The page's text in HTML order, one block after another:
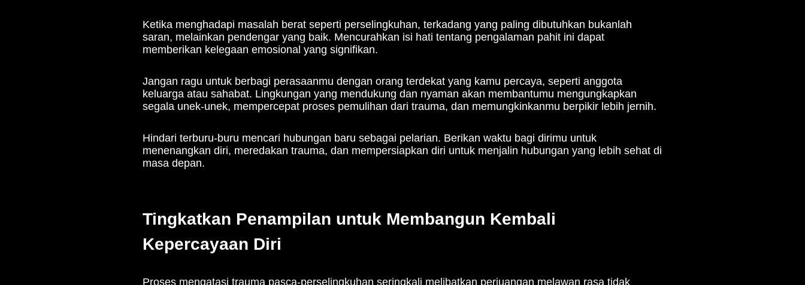
sendiri.
Kesehatan fisik yang optimal akan meningkatkan semangat dan mempercepat proses
Mengonsumsi makanan bergizi seimbang untuk menjaga kondisi tubuh tetap prima.
seperti jogging, berenang, bersepeda, atau olahraga tim.
Memastikan istirahat yang cukup, minimal tujuh jam setiap malam, untuk mendukung pemulihan fisik
Menjaga kesehatan secara konsisten tidak hanya membantu menghilangkan trauma setelah diselingkuhi,
tetapi juga dapat meningkatkan penampilanmu secara keseluruhan. Dengan begitu, kamu akan semakin
bersinar dan siap menyongsong babak baru dalam hidup.